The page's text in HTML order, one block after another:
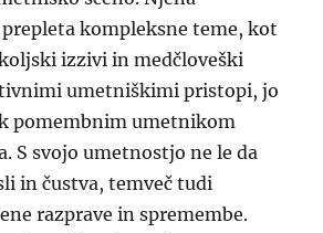
kompleksne teme, kot
izzivi in medčloveški
umetniškimi pristopi, jo
pomembnim umetnikom
S svojo umetnostjo ne le da
in čustva, temveč tudi
razprave in spremembe.